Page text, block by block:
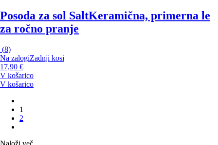
Posoda za sol SaltKeramična, primerna le
za ročno pranje
(8)
Na zalogiZadnji kosi
17,90 €
V košarico
V košarico
1
2
Naloži več